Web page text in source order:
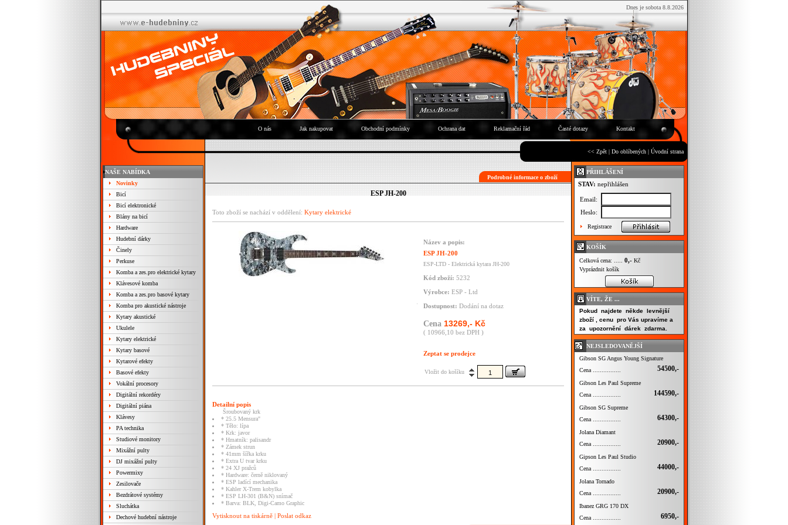
Dnes je sobota 8.8.2026
O nás Jak nakupovat Obchodní podmínky Ochrana dat Reklamační řád Časté dotazy Kontakt
<< Zpět | Do oblíbených | Úvodní strana
NAŠE NABÍDKA
Novinky
Bicí
Bicí elektronické
Blány na bicí
Hardware
Hudební dárky
Činely
Perkuse
Komba a zes.pro elektrické kytary
Klávesové komba
Komba a zes.pro basové kytary
Komba pro akustické nástroje
Kytary akustické
Ukulele
Kytary elektrické
Kytary basové
Kytarové efekty
Basové efekty
Vokální procesory
Digitální rekordéry
Digitální piána
Klávesy
PA technika
Studiové monitory
Mixážní pulty
DJ mixážní pulty
Powermixy
Zesilovače
Bezdrátové systémy
Sluchátka
Dechové hudební nástroje
Podrobné informace o zboží
ESP JH-200
Toto zboží se nachází v oddělení: Kytary elektrické
Název a popis:
ESP JH-200
ESP-LTD - Elektrická kytara JH-200
Kód zboží: 5232
Výrobce: ESP - Ltd
Dostupnost: Dodání na dotaz
Cena 13269,- Kč
( 10966,10 bez DPH )
Zeptat se prodejce
Vložit do košíku
Detailní popis
Šroubovaný krk
* 25.5 Mensura"
* Tělo: lípa
* Krk: javor
* Hmatník: palisandr
* Zámek strun
* 41mm šířka krku
* Extra U tvar krku
* 24 XJ pražců
* Hardware: černě niklovaný
* ESP ladící mechanika
* Kahler X-Trem kobylka
* ESP LH-301 (B&N) snímač
* Barva: BLK, Digi-Camo Graphic
Vytisknout na tiskárně | Poslat odkaz
PŘIHLÁŠENÍ
STAV: nepřihlášen
Email:
Heslo:
Registrace
KOŠÍK
Celková cena: ..... 0,- Kč
Vyprázdnit košík
VÍTE, ŽE ...
Pokud najdete někde levnější
zboží , cenu pro Vás upravíme a
za upozornění dárek zdarma.
NEJSLEDOVANĚJŠÍ
Gibson SG Angus Young Signature
Cena ................
54500,-
Gibson Les Paul Supreme
Cena ................
144590,-
Gibson SG Supreme
Cena ................
64300,-
Jolana Diamant
Cena ................
20900,-
Gipson Les Paul Studio
Cena ................
44000,-
Jolana Tornado
Cena ................
20900,-
Ibanez GRG 170 DX
Cena ................
6950,-